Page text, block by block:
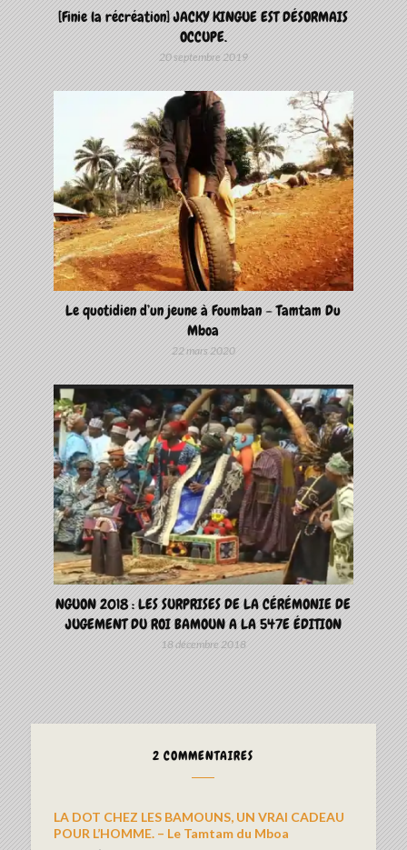
[Finie la récréation] JACKY KINGUE EST DÉSORMAIS
OCCUPE.
20 septembre 2019
Le quotidien d’un jeune à Foumban – Tamtam Du
Mboa
22 mars 2020
NGUON 2018 : LES SURPRISES DE LA CÉRÉMONIE DE
JUGEMENT DU ROI BAMOUN A LA 547E ÉDITION
18 décembre 2018
2 COMMENTAIRES
LA DOT CHEZ LES BAMOUNS, UN VRAI CADEAU
POUR L’HOMME. – Le Tamtam du Mboa